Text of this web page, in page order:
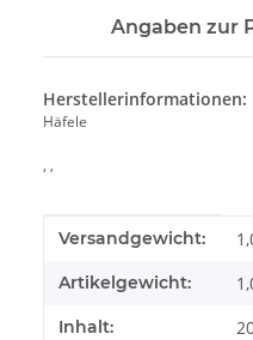
Angaben zur
Herstellerinformationen:
Häfele
, ,
Produkteigenschaft
Wert
Versandgewicht:
Artikelgewicht:
Inhalt: